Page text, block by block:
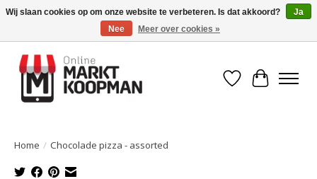
Voor 15:00 besteld, morgen in huis!
Verlanglijst
Home / Chocolade pizza - assorted
Wij slaan cookies op om onze website te verbeteren. Is dat akkoord?
Ja
Nee
Meer over cookies »